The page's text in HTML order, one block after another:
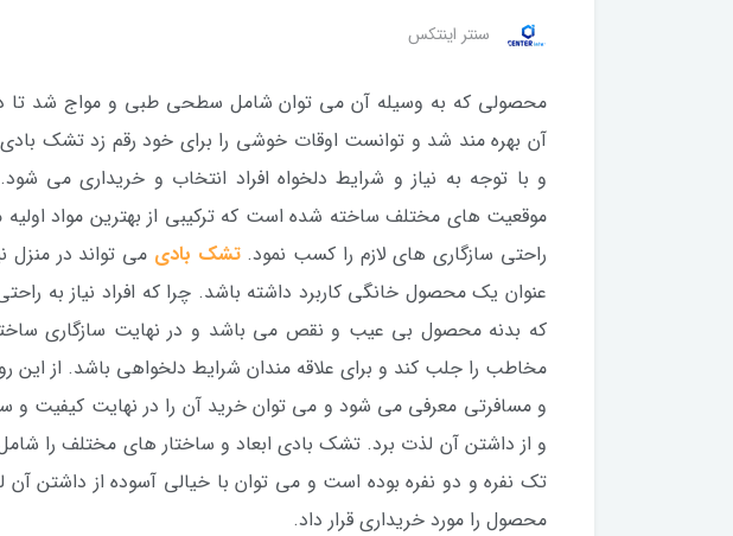
سنتر اینتکس
محصولی که به وسیله آن می توان شامل سطحی طبی و مواج شد تا
آن بهره مند شد و توانست اوقات خوشی را برای خود رقم زد تشک
و با توجه به نیاز و شرایط دلخواه افراد انتخاب و خریداری می
موقعیت های مختلف ساخته شده است که ترکیبی از بهترین مواد اولیه
راحتی سازگاری های لازم را کسب نمود.تشک بادی می تواند در منزل
عنوان یک محصول خانگی کاربرد داشته باشد. چرا که افراد نیاز به
که بدنه محصول بی عیب و نقص می باشد و در نهایت سازگاری
مخاطب را جلب کند و برای علاقه مندان شرایط دلخواهی باشد. از
و مسافرتی معرفی می شود و می توان خرید آن را در نهایت کیفیت و
و از داشتن آن لذت برد. تشک بادی ابعاد و ساختار های مختلف را
تک نفره و دو نفره بوده است و می توان با خیالی آسوده از داشتن آن
محصول را مورد خریداری قرار داد.